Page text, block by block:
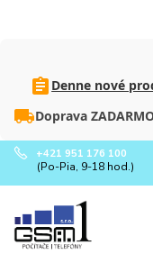
Denne nové
Doprava
+421 951 176 100
(Po-Pia, 9-18 hod.)